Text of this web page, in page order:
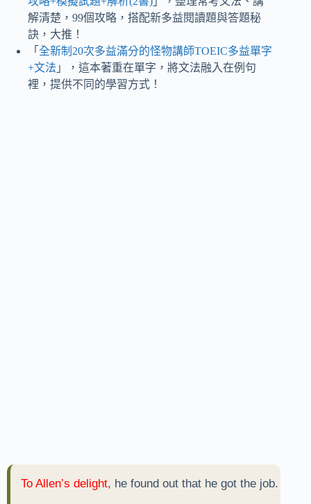
解清楚，99個攻略，搭配新多益閱讀題與答題秘
訣，大推！
「 全新制20次多益滿分的怪物講師TOEIC多益單字
+文法 」，這本著重在單字，將文法融入在例句
裡，提供不同的學習方式！
To Allen’s delight, he found out that he got the job.